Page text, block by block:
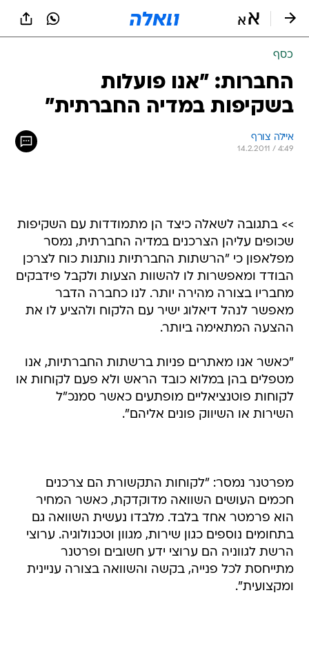
כסף
החברות: "אנו פועלות
בשקיפות במדיה החברתית"
איילה צורף
14.2.2011 / 4:49
>> בתגובה לשאלה כיצד הן מתמודדות עם השקיפות
שכופים עליהן הצרכנים במדיה החברתית, נמסר
מפלאפון כי "הרשתות החברתיות נותנות כוח לצרכן
הבודד ומאפשרות לו להשוות הצעות ולקבל פידבקים
מחבריו בצורה מהירה יותר. לנו כחברה הדבר
מאפשר לנהל דיאלוג ישיר עם הלקוח ולהציע לו את
ההצעה המתאימה ביותר.
"כאשר אנו מאתרים פניות ברשתות החברתיות, אנו
מטפלים בהן במלוא כובד הראש ולא פעם לקוחות או
לקוחות פוטנציאליים מופתעים כאשר סמנכ"ל
השירות או השיווק פונים אליהם".
מפרטנר נמסר: "לקוחות התקשורת הם צרכנים
חכמים העושים השוואה מדוקדקת, כאשר המחיר
הוא פרמטר אחד בלבד. מלבדו נעשית השוואה גם
בתחומים נוספים כגון שירות, מגוון וטכנולוגיה. ערוצי
הרשת לגווניה הם ערוצי ידע חשובים ופרטנר
מתייחסת לכל פנייה, בקשה והשוואה בצורה עניינית
ומקצועית".